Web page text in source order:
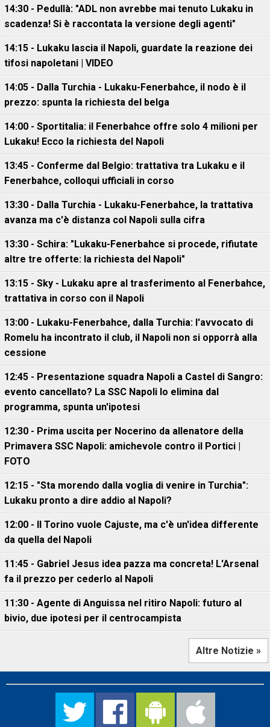
14:30 - Pedullà: "ADL non avrebbe mai tenuto Lukaku in
scadenza! Si è raccontata la versione degli agenti"
14:15 - Lukaku lascia il Napoli, guardate la reazione dei
tifosi napoletani | VIDEO
14:05 - Dalla Turchia - Lukaku-Fenerbahce, il nodo è il
prezzo: spunta la richiesta del belga
14:00 - Sportitalia: il Fenerbahce offre solo 4 milioni per
Lukaku! Ecco la richiesta del Napoli
13:45 - Conferme dal Belgio: trattativa tra Lukaku e il
Fenerbahce, colloqui ufficiali in corso
13:30 - Dalla Turchia - Lukaku-Fenerbahce, la trattativa
avanza ma c'è distanza col Napoli sulla cifra
13:30 - Schira: "Lukaku-Fenerbahce si procede, rifiutate
altre tre offerte: la richiesta del Napoli"
13:15 - Sky - Lukaku apre al trasferimento al Fenerbahce,
trattativa in corso con il Napoli
13:00 - Lukaku-Fenerbahce, dalla Turchia: l'avvocato di
Romelu ha incontrato il club, il Napoli non si opporrà alla
cessione
12:45 - Presentazione squadra Napoli a Castel di Sangro:
evento cancellato? La SSC Napoli lo elimina dal
programma, spunta un'ipotesi
12:30 - Prima uscita per Nocerino da allenatore della
Primavera SSC Napoli: amichevole contro il Portici |
FOTO
12:15 - "Sta morendo dalla voglia di venire in Turchia":
Lukaku pronto a dire addio al Napoli?
12:00 - Il Torino vuole Cajuste, ma c'è un'idea differente
da quella del Napoli
11:45 - Gabriel Jesus idea pazza ma concreta! L'Arsenal
fa il prezzo per cederlo al Napoli
11:30 - Agente di Anguissa nel ritiro Napoli: futuro al
bivio, due ipotesi per il centrocampista
Altre Notizie »